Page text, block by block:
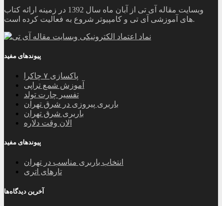
وبسایت مقاله آی تی از آبان ماه سال 1392 در زمینه ارائه کتاب
های آموزشی آی تی و کامپیوتر شروع به فعالیت کرده است.
پیوندهای مفید
پاکسازی ۷ چاکرا
آموزش شمع تراپی
تفسیر چارت تولد
باربری پیروزی در شرق تهران
باربری شرق تهران
الان وقت دلاره
پیوندهای مفید
انتخاب باربری مناسب در تهران
تارهای اتری
آخرین دیدگاه‌ها